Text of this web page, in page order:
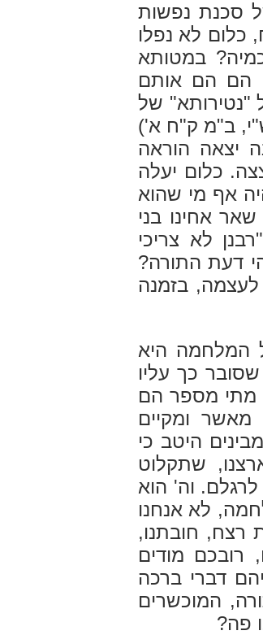
סכנת נפשות
כלום לא נפלו
במטותא
הם הם אותם
"נטירותא" של
ב"מ ק"ח א')
יצאה הוראה
כלום יעלה
אף מי שהוא
אחינו בני
לא צריכי
דעת התורה?
בזמנה
המלחמה היא
כך עליו
מתי מספר הם
מאשר ומקיים
היטב כי
שתקלוט
וה' הוא
לא אנחנו
רצח, חובתנו,
רובכם מודים
דברי ברכה
המוכשרים
פה?